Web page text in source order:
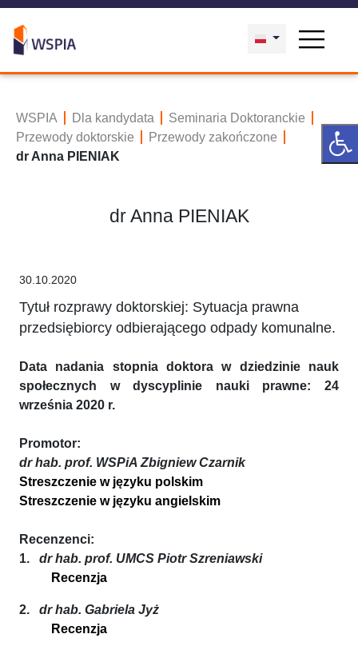
WSPIA Dla kandydata
Seminaria Doktoranckie
Przewody doktorskie
Przewody zakończone
dr Anna PIENIAK
dr Anna PIENIAK
30.10.2020
Tytuł rozprawy doktorskiej: Sytuacja prawna
przedsiębiorcy odbierającego odpady komunalne.
Data nadania stopnia doktora w dziedzinie nauk
społecznych w dyscyplinie nauki prawne: 24
września 2020 r.
Promotor:
dr hab. prof. WSPiA Zbigniew Czarnik
Streszczenie w języku polskim
Streszczenie w języku angielskim
Recenzenci:
1. dr hab. prof. UMCS Piotr Szreniawski
Recenzja
2. dr hab. Gabriela Jyż
Recenzja